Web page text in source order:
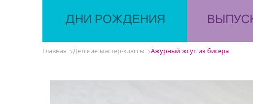
ДНИ РОЖДЕНИЯ
Главная Детские мастер-классы Ажурный жгут из бисера